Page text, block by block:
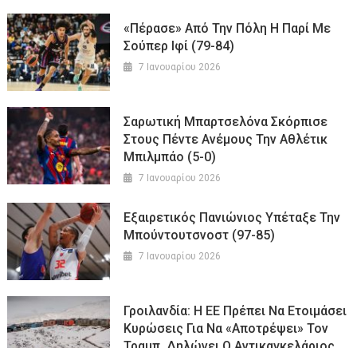
«Πέρασε» Από Την Πόλη Η Παρί Με
Σούπερ Ιφί (79-84)
7 Ιανουαρίου 2026
Σαρωτική Μπαρτσελόνα Σκόρπισε
Στους Πέντε Ανέμους Την Αθλέτικ
Μπιλμπάο (5-0)
7 Ιανουαρίου 2026
Εξαιρετικός Πανιώνιος Υπέταξε Την
Μπούντουτσνοστ (97-85)
7 Ιανουαρίου 2026
Γροιλανδία: Η ΕΕ Πρέπει Να Ετοιμάσει
Κυρώσεις Για Να «αποτρέψει» Τον